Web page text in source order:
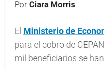
Por Ciara Morris
El Ministerio de
para el cobro de
mil beneficiarios se